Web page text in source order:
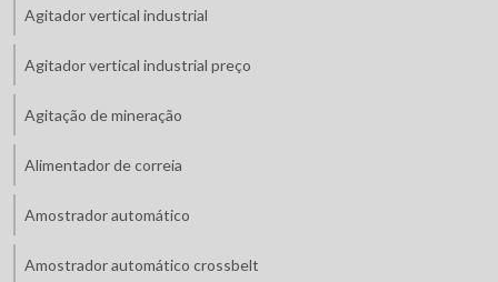
Agitador vertical industrial
Agitador vertical industrial preço
Agitação de mineração
Alimentador de correia
Amostrador automático
Amostrador automático crossbelt